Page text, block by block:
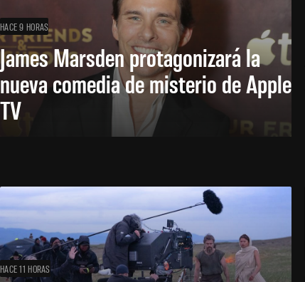
HACE 9 HORAS
James Marsden protagonizará la
nueva comedia de misterio de Apple
TV
HACE 11 HORAS